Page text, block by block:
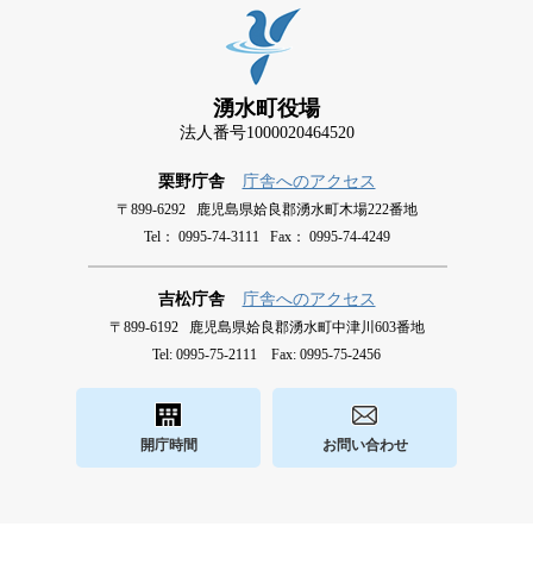
湧水町役場
法人番号1000020464520
栗野庁舎 庁舎へのアクセス
〒899-6292 鹿児島県姶良郡湧水町木場222番地
Tel： 0995-74-3111 Fax： 0995-74-4249
吉松庁舎 庁舎へのアクセス
〒899-6192 鹿児島県姶良郡湧水町中津川603番地
Tel: 0995-75-2111 Fax: 0995-75-2456
開庁時間 お問い合わせ